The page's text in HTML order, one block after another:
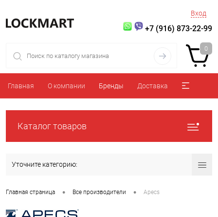
Вход
+7 (916) 873-22-99
0
Главная О компании Бренды Доставка
Каталог товаров
Уточните категорию:
Главная страница • Все производители • Apecs